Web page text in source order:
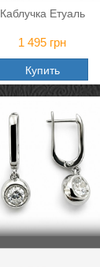
Каблучка Етуаль
1 495 грн
Купить
Сережки Деко